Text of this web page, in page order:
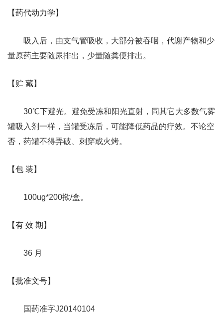
【药代动力学】
吸入后，由支气管吸收，大部分被吞咽，代谢产物和少
量原药主要随尿排出，少量随粪便排出。
【贮 藏】
30℃下避光。避免受冻和阳光直射，同其它大多数气雾
罐吸入剂一样，当罐受冻后，可能降低药品的疗效。不论空
否，药罐不得弄破、刺穿或火烤。
【包 装】
100ug*200揿/盒。
【有 效 期】
36 月
【批准文号】
国药准字J20140104